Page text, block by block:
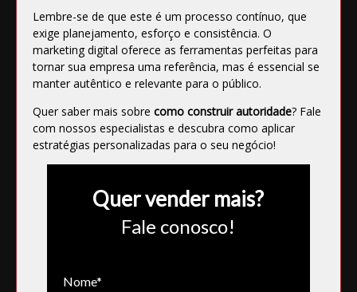
Lembre-se de que este é um processo contínuo, que
exige planejamento, esforço e consistência. O
marketing digital oferece as ferramentas perfeitas para
tornar sua empresa uma referência, mas é essencial se
manter autêntico e relevante para o público.
Quer saber mais sobre como construir autoridade? Fale
com nossos especialistas e descubra como aplicar
estratégias personalizadas para o seu negócio!
Quer vender mais?
Fale conosco!
Nome*